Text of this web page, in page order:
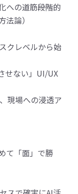
の道筋――段階的
論）
クレベルから始
せない」UI/UX
現場への浸透ア
て「面」で勝